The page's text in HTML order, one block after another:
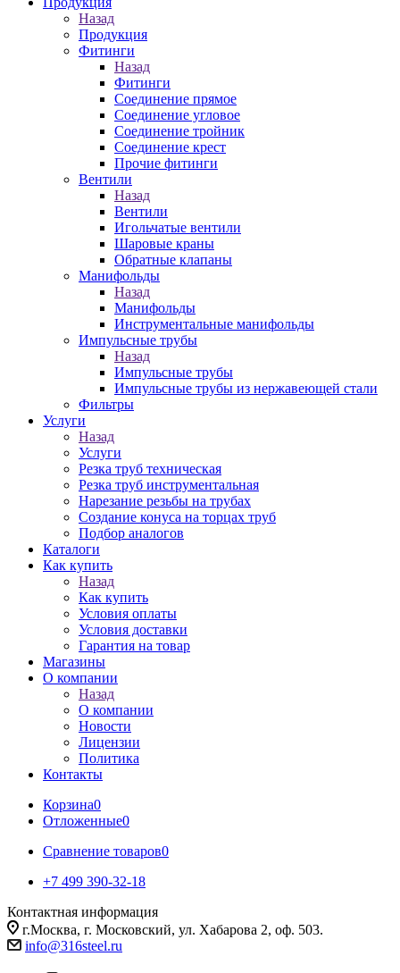
Назад
Продукция
Фитинги
Назад
Фитинги
Соединение прямое
Соединение угловое
Соединение тройник
Соединение крест
Прочие фитинги
Вентили
Назад
Вентили
Игольчатые вентили
Шаровые краны
Обратные клапаны
Манифольды
Назад
Манифольды
Инструментальные манифольды
Импульсные трубы
Назад
Импульсные трубы
Импульсные трубы из нержавеющей стали
Фильтры
Услуги
Назад
Услуги
Резка труб техническая
Резка труб инструментальная
Нарезание резьбы на трубах
Создание конуса на торцах труб
Подбор аналогов
Каталоги
Как купить
Назад
Как купить
Условия оплаты
Условия доставки
Гарантия на товар
Магазины
О компании
Назад
О компании
Новости
Лицензии
Политика
Контакты
Корзина0
Отложенные0
Сравнение товаров0
+7 499 390-32-18
Контактная информация
г.Москва, г. Московский, ул. Хабарова 2, оф. 503.
info@316steel.ru